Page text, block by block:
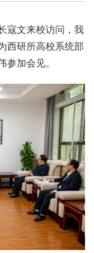
寇文来校访问，我
西研所高校系统部
参加会见。